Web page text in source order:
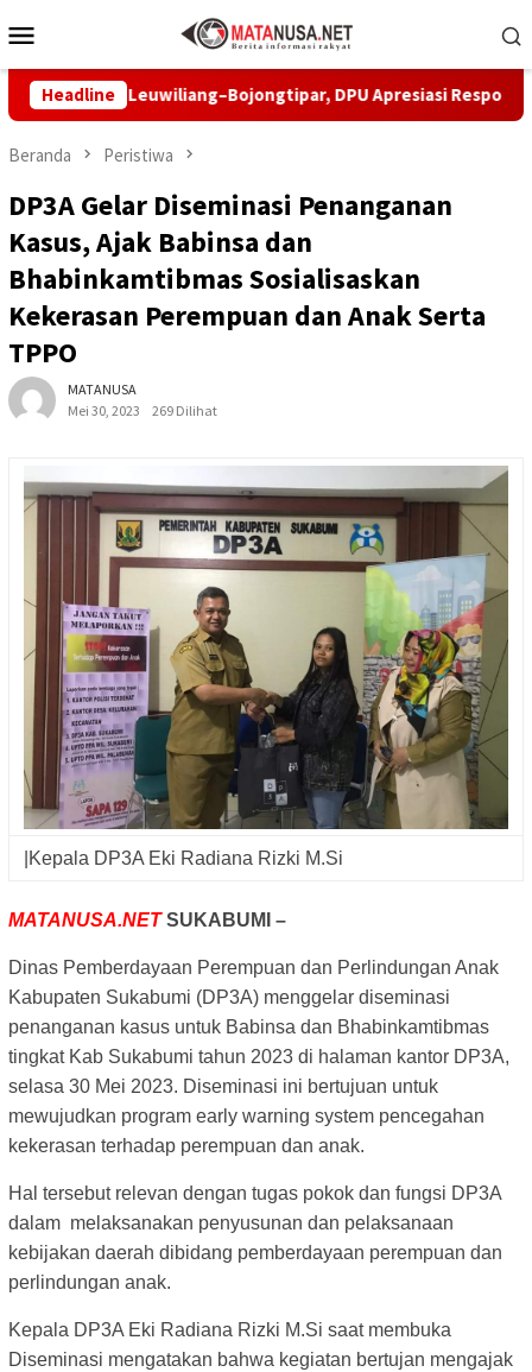
ke
Mobile
Headline
Leuwiliang–Bojongtipar, DPU Apresiasi Respons Penyedia
Beranda Peristiwa
DP3A Gelar Diseminasi Penanganan
Kasus, Ajak Babinsa dan
Bhabinkamtibmas Sosialisaskan
Kekerasan Perempuan dan Anak Serta
TPPO
MATANUSA
Mei 30, 2023
269 Dilihat
|Kepala DP3A Eki Radiana Rizki M.Si
MATANUSA.NETSUKABUMI –
Dinas Pemberdayaan Perempuan dan Perlindungan Anak
Kabupaten Sukabumi (DP3A) menggelar diseminasi
penanganan kasus untuk Babinsa dan Bhabinkamtibmas
tingkat Kab Sukabumi tahun 2023 di halaman kantor DP3A,
selasa 30 Mei 2023. Diseminasi ini bertujuan untuk
mewujudkan program early warning system pencegahan
kekerasan terhadap perempuan dan anak.
Hal tersebut relevan dengan tugas pokok dan fungsi DP3A
dalam melaksanakan penyusunan dan pelaksanaan
kebijakan daerah dibidang pemberdayaan perempuan dan
perlindungan anak.
Kepala DP3A Eki Radiana Rizki M.Si saat membuka
Diseminasi mengatakan bahwa kegiatan bertujan mengajak